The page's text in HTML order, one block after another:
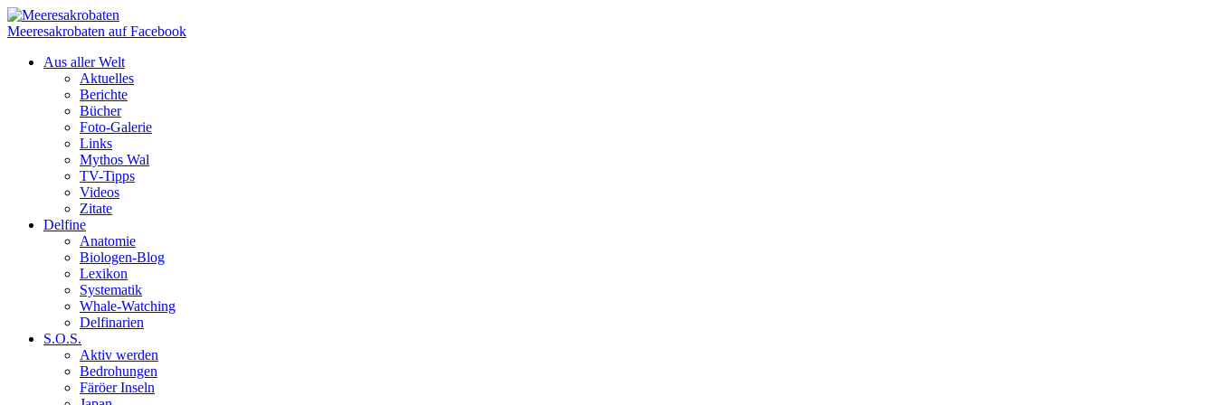
Meeresakrobaten auf Facebook
Aus aller Welt
Aktuelles
Berichte
Bücher
Foto-Galerie
Links
Mythos Wal
TV-Tipps
Videos
Zitate
Delfine
Anatomie
Biologen-Blog
Lexikon
Systematik
Whale-Watching
Delfinarien
S.O.S.
Aktiv werden
Bedrohungen
Färöer Inseln